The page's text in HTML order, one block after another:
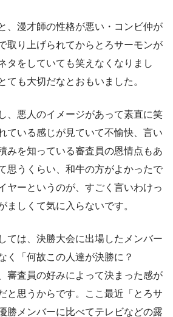
、漫才師の性格が悪い・コンビ仲が
取り上げられてからとろサーモンが
タをしていても笑えなくなりまし
ても大切だなとおもいました。
、悪人のイメージがあって素直に笑
ている感じが見ていて不愉快、言い
みを知っている審査員の恩情点もあ
思うくらい、和牛の方がよかったで
ヤーというのが、すごく言いわけっ
ましくて気に入らないです。
ては、決勝大会に出場したメンバー
く「何故この人達が決勝に？
審査員の好みによって決まった感が
と思うからです。ここ最近「とろサ
勝メンバーに比べてテレビなどの露